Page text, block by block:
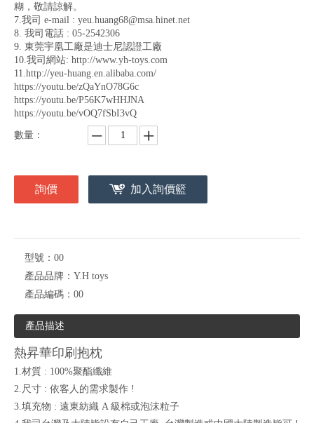
糊，敬請諒解。
7.我司 e-mail : yeu.huang68@msa.hinet.net
8. 我司電話 : 05-2542306
9. 東莞宇凰工廠是迪士尼認證工廠
10.我司網站: http://www.yh-toys.com
11.http://yeu-huang.en.alibaba.com/
https://youtu.be/zQaYnO78G6c
https://youtu.be/P56K7wHHJNA
https://youtu.be/vOQ7fSbI3vQ
數量：
詢價 加入詢價籃
型號： 00
產品品牌： Y.H toys
產品編碼： 00
產品描述
熱昇華印刷抱枕
1.材質 : 100%聚酯纖維
2.尺寸 : 依客人的需求製作 !
3.填充物 : 遠東紡織 A 級棉或泡沫粒子